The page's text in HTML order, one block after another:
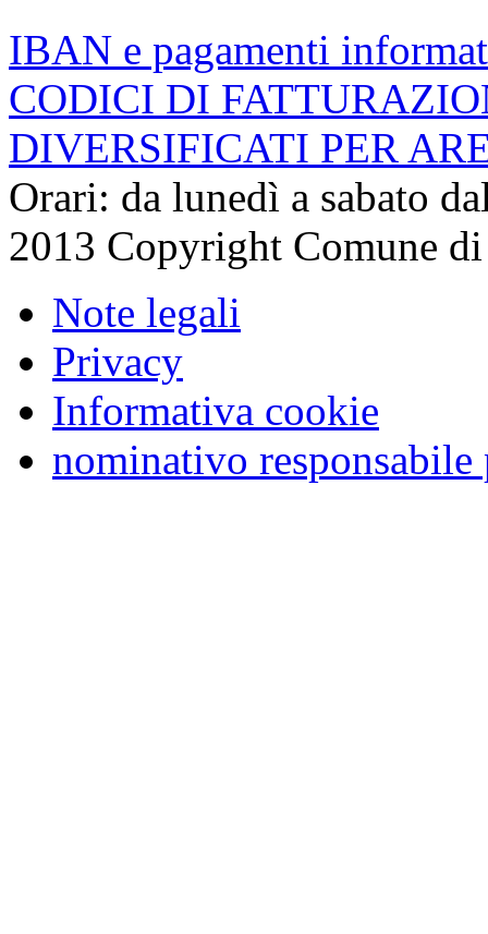
IBAN e pagamenti
CODICI DI
DIVERSIFICATI PER
Orari: da lunedì a sabato
2013 Copyright Comune
Note legali
Privacy
Informativa cookie
nominativo